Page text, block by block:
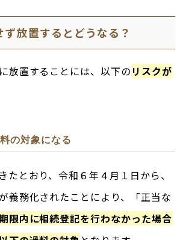
放置するとどうなる？
放置することには、以下の リスクが
の対象になる
たとおり、令和６年４月１日から、
義務化されたことにより、「正当な
限内に相続登記を行わなかった場合